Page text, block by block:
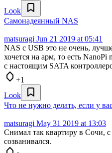
Look
Самонадеянный NAS
matsuragi Jun 21 2019 at 05:41
NAS с USB это не очень,
хочется на арм, то есть
с настоящим SATA
+1
Look
Что не нужно делать, если у
matsuragi May 31 2019 at 13:03
Снимал так квартиру в Сочи, с
созванивался.